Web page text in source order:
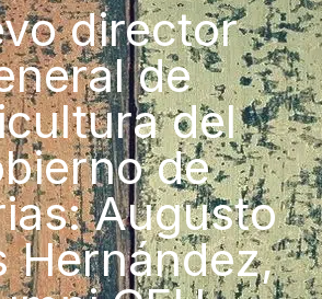
director
de
del
de
Augusto
Hernández,